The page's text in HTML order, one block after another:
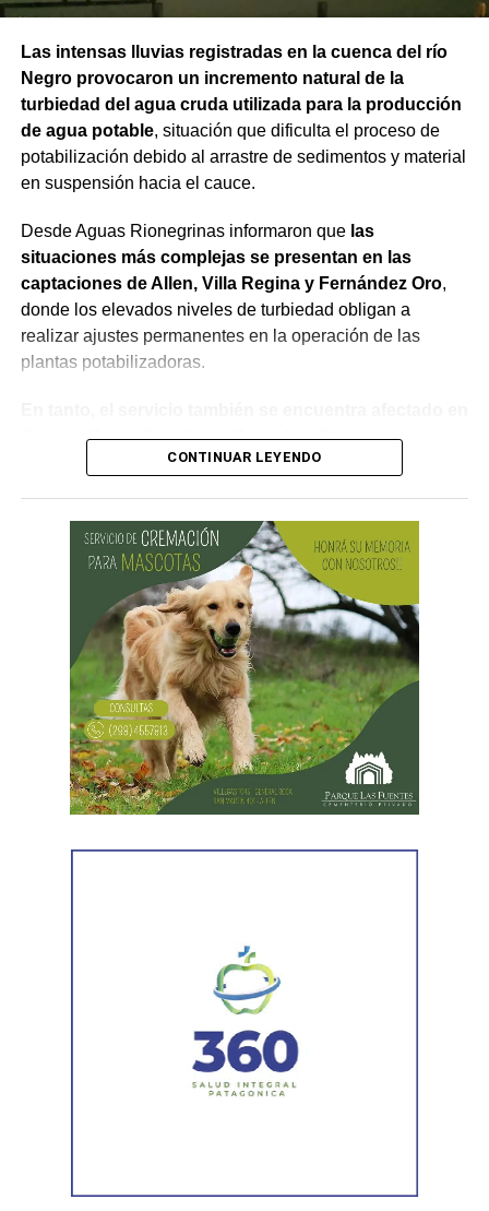
Las intensas lluvias registradas en la cuenca del río
Negro provocaron un incremento natural de la
turbiedad del agua cruda utilizada para la producción
de agua potable, situación que dificulta el proceso de
potabilización debido al arrastre de sedimentos y material
en suspensión hacia el cauce.
Desde Aguas Rionegrinas informaron que las
situaciones más complejas se presentan en las
captaciones de Allen, Villa Regina y Fernández Oro,
donde los elevados niveles de turbiedad obligan a
realizar ajustes permanentes en la operación de las
plantas potabilizadoras.
General Roca, Cipolletti y Balsa Las Perlas,
localidades donde podrían registrarse bajas de
Por otra parte, en Gral. E. Godoy se registran valores de
turbiedad cercanos a 80 NTU, mientras que en
Chichinales rondan los 10 NTU. En ambos casos, las
plantas continúan funcionando con monitoreo
permanente.
Los equipos técnicos de Aguas Rionegrinas mantienen
un seguimiento constante de la evolución de la turbiedad
para adecuar la producción de agua potable de acuerdo
con las condiciones que presenta el río.
CONTINUAR LEYENDO